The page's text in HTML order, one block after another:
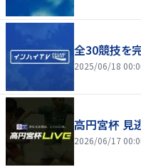
全30競技を
2025/06/18
高円宮杯 見
2026/06/17